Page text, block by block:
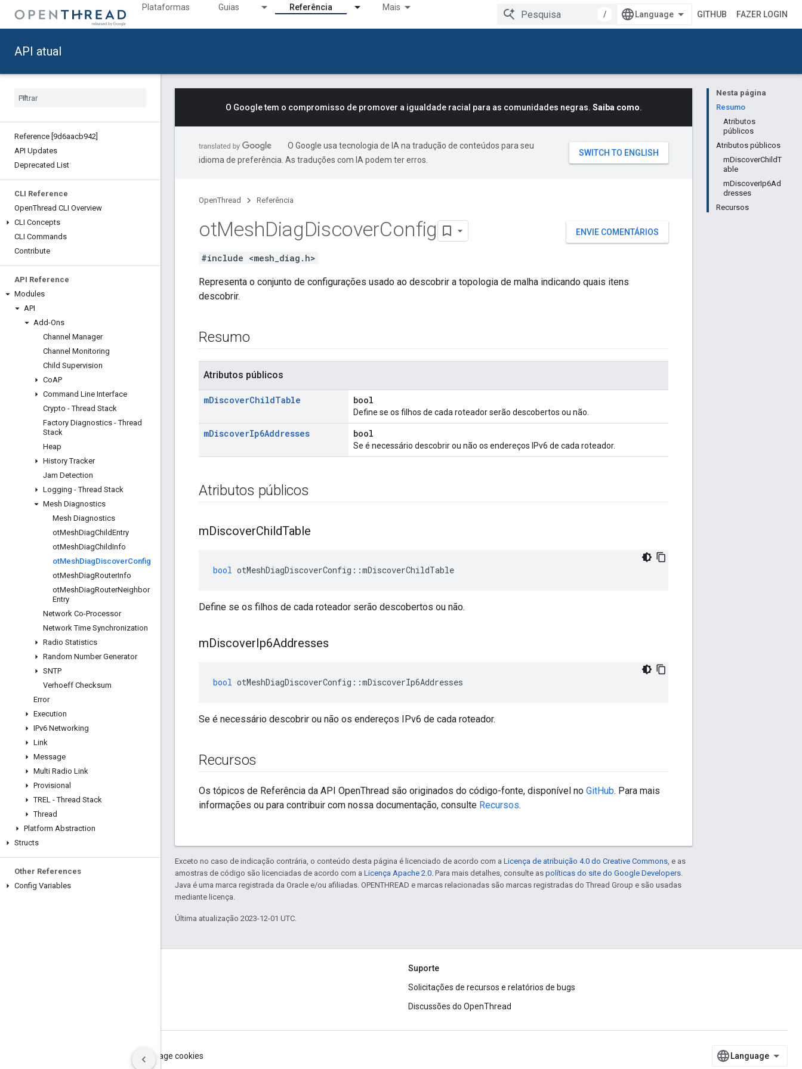
Plataformas Guias Referência Mais
/ GITHUB FAZER LOGIN
API atual
Reference [9d6aacb942]
API Updates
Deprecated List
CLI Reference
OpenThread CLI Overview
CLI Concepts
CLI Commands
Contribute
API Reference
Modules
API
Add-Ons
Channel Manager
Channel Monitoring
Child Supervision
CoAP
Command Line Interface
Crypto - Thread Stack
Factory Diagnostics - Thread
Stack
Heap
History Tracker
Jam Detection
Logging - Thread Stack
Mesh Diagnostics
Mesh Diagnostics
otMeshDiagChildEntry
otMeshDiagChildInfo
otMeshDiagDiscoverConfig
otMeshDiagRouterInfo
otMeshDiagRouterNeighbor
Entry
Network Co-Processor
Network Time Synchronization
Radio Statistics
Random Number Generator
SNTP
Verhoeff Checksum
Error
Execution
IPv6 Networking
Link
Message
Multi Radio Link
Provisional
TREL - Thread Stack
Thread
Platform Abstraction
Structs
Other References
Config Variables
Nesta página
Resumo
Atributos
públicos
Atributos públicos
mDiscoverChildT
able
mDiscoverIp6Ad
dresses
Recursos
O Google tem o compromisso de promover a igualdade racial para as comunidades negras. Saiba como.
O Google usa tecnologia de IA na tradução de conteúdos para seu
idioma de preferência. As traduções com IA podem ter erros.
OpenThread Referência
ENVIE COMENTÁRIOS
otMeshDiagDiscoverConfig
#include <mesh_diag.h>
Representa o conjunto de configurações usado ao descobrir a topologia de malha indicando quais itens
descobrir.
Resumo
Atributos públicos
mDiscoverChildTable bool
Define se os filhos de cada roteador serão descobertos ou não.
mDiscoverIp6Addresses bool
Se é necessário descobrir ou não os endereços IPv6 de cada roteador.
Atributos públicos
mDiscoverChildTable
bool otMeshDiagDiscoverConfig ::mDiscoverChildTable
Define se os filhos de cada roteador serão descobertos ou não.
mDiscoverIp6Addresses
bool otMeshDiagDiscoverConfig ::mDiscoverIp6Addresses
Se é necessário descobrir ou não os endereços IPv6 de cada roteador.
Recursos
Os tópicos de Referência da API OpenThread são originados do código-fonte, disponível no GitHub. Para mais
informações ou para contribuir com nossa documentação, consulte Recursos.
Exceto no caso de indicação contrária, o conteúdo desta página é licenciado de acordo com a Licença de atribuição 4.0 do Creative Commons, e as
amostras de código são licenciadas de acordo com a Licença Apache 2.0. Para mais detalhes, consulte as políticas do site do Google Developers.
Java é uma marca registrada da Oracle e/ou afiliadas. OPENTHREAD e marcas relacionadas são marcas registradas do Thread Group e são usadas
mediante licença.
Última atualização 2023-12-01 UTC.
Suporte
Solicitações de recursos e relatórios de bugs
Discussões do OpenThread
Manage cookies